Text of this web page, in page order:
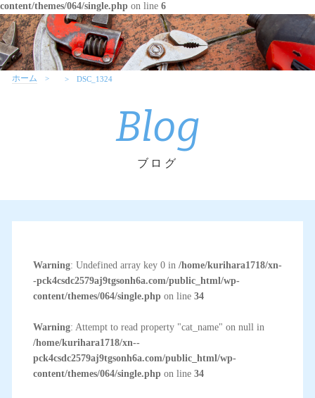
content/themes/064/single.php on line 6
ホーム DSC_1324
Blog
ブログ
Warning: Undefined array key 0 in /home/kurihara1718/xn-
-pck4csdc2579aj9tgsonh6a.com/public_html/wp-
content/themes/064/single.phpon line 34
Warning: Attempt to read property "cat_name" on null in
/home/kurihara1718/xn--
pck4csdc2579aj9tgsonh6a.com/public_html/wp-
content/themes/064/single.phpon line 34